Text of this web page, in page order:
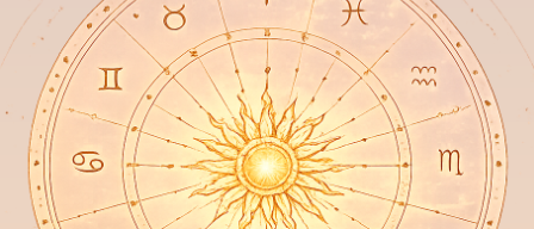
Основатель института астрологии
Елены Литвиновой, который имеет
государственную лицензию и
выпустил уже более 7000
профессиональных астрологов
сфере эзотерики для профессионалов
и тех, кто изучает астрологию для себя